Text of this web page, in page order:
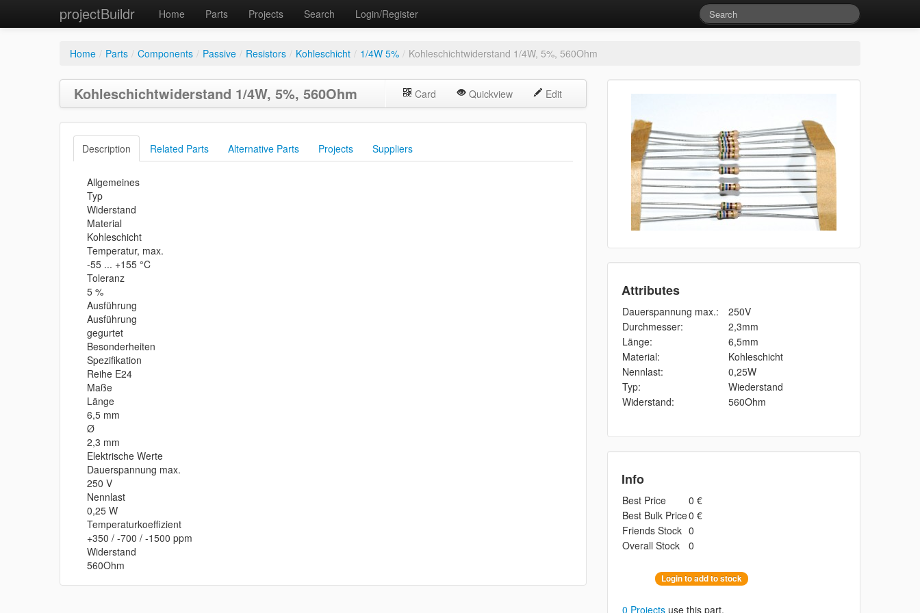
projectBuildr Home Parts Projects Search Login/Register
Home / Parts / Components / Passive / Resistors / Kohleschicht / 1/4W 5% / Kohleschichtwiderstand 1/4W, 5%, 560Ohm
Kohleschichtwiderstand 1/4W, 5%, 560Ohm Card Quickview Edit
Description Related Parts Alternative Parts Projects Suppliers
Allgemeines
Typ
Widerstand
Material
Kohleschicht
Temperatur, max.
-55 ... +155 °C
Toleranz
5 %
Ausführung
Ausführung
gegurtet
Besonderheiten
Spezifikation
Reihe E24
Maße
Länge
6,5 mm
Ø
2,3 mm
Elektrische Werte
Dauerspannung max.
250 V
Nennlast
0,25 W
Temperaturkoeffizient
+350 / -700 / -1500 ppm
Widerstand
560Ohm
Attributes
Dauerspannung max.:
250V
Durchmesser:
2,3mm
Länge:
6,5mm
Material:
Kohleschicht
Nennlast:
0,25W
Typ:
Wiederstand
Widerstand:
560Ohm
Info
Best Price
0 €
Best Bulk Price0 €
Friends Stock 0
Overall Stock
0
Login to add to stock
0 Projects use this part.